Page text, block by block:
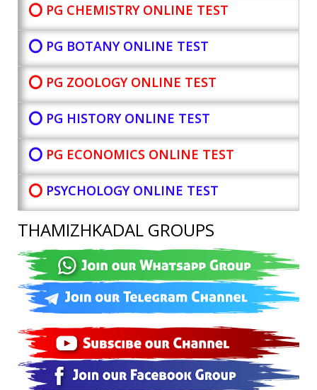
⭕ PG CHEMISTRY ONLINE TEST
⭕ PG BOTANYONLINE TEST
⭕ PG ZOOLOGY ONLINE TEST
⭕ PG HISTORY ONLINE TEST
⭕ PG ECONOMICS ONLINE TEST
⭕ PSYCHOLOGY ONLINE TEST
THAMIZHKADAL GROUPS